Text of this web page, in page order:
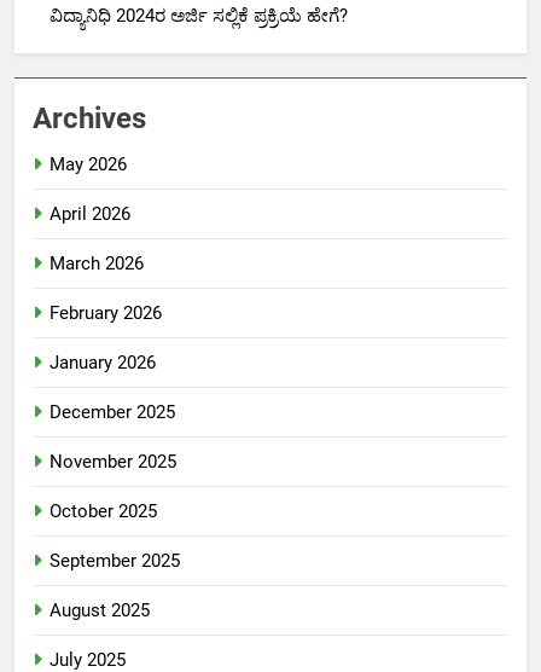
ವಿದ್ಯಾನಿಧಿ 2024ರ ಅರ್ಜಿ ಸಲ್ಲಿಕೆ ಪ್ರಕ್ರಿಯೆ ಹೇಗೆ?
Archives
May 2026
April 2026
March 2026
February 2026
January 2026
December 2025
November 2025
October 2025
September 2025
August 2025
July 2025